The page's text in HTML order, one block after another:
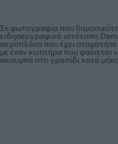
Σε φωτογραφία που
ειδησεογραφικό ιστότοπο
αεροπλάνο που έχει
με έναν κινητήρα που φαίνεται
ακουμπά στο γρασίδι κατά